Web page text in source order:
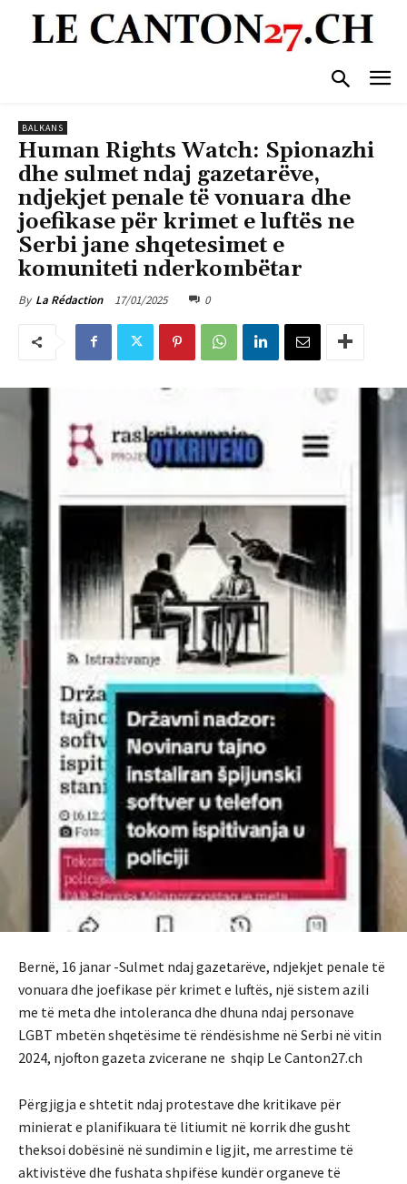
BALKANS
Human Rights Watch: Spionazhi
dhe sulmet ndaj gazetarëve,
ndjekjet penale të vonuara dhe
joefikase për krimet e luftës ne
Serbi jane shqetesimet e
komuniteti nderkombëtar
By La Rédaction 17/01/2025 0
Bernë, 16 janar -Sulmet ndaj gazetarëve, ndjekjet penale të
vonuara dhe joefikase për krimet e luftës, një sistem azili
me të meta dhe intoleranca dhe dhuna ndaj personave
LGBT mbetën shqetësime të rëndësishme në Serbi në vitin
2024, njofton gazeta zvicerane ne shqip Le Canton27.ch
Përgjigja e shtetit ndaj protestave dhe kritikave për
minierat e planifikuara të litiumit në korrik dhe gusht
theksoi dobësinë në sundimin e ligjit, me arrestime të
aktivistëve dhe fushata shpifëse kundër organeve të